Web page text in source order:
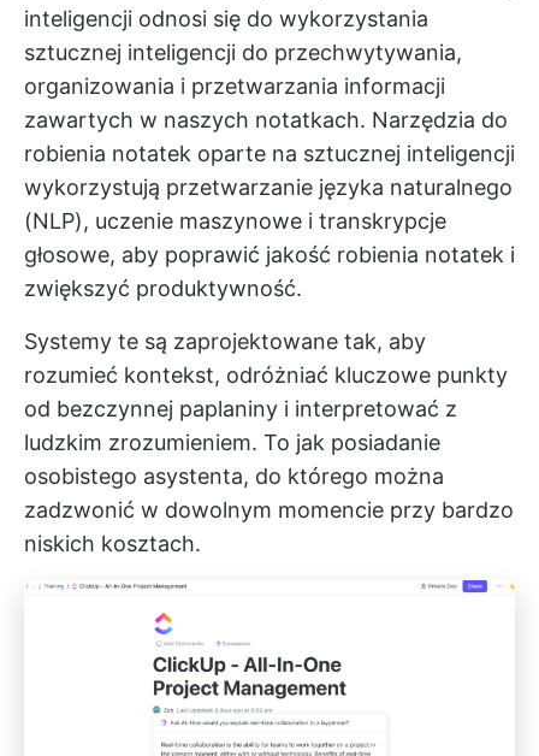
inteligencji odnosi się do wykorzystania
sztucznej inteligencji do przechwytywania,
organizowania i przetwarzania informacji
zawartych w naszych notatkach. Narzędzia do
robienia notatek oparte na sztucznej inteligencji
wykorzystują przetwarzanie języka naturalnego
(NLP), uczenie maszynowe i transkrypcje
głosowe, aby poprawić jakość robienia notatek i
zwiększyć produktywność.
Systemy te są zaprojektowane tak, aby
rozumieć kontekst, odróżniać kluczowe punkty
od bezczynnej paplaniny i interpretować z
ludzkim zrozumieniem. To jak posiadanie
osobistego asystenta, do którego można
zadzwonić w dowolnym momencie przy bardzo
niskich kosztach.